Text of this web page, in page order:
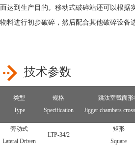
而达到生产目的。移动式破碎站还可以根据
物料进行初步破碎，然后配合其他破碎设备
技术参数
类型
Type
规格
Specification
跳汰室截面形
Jigger chambers
旁动式
Lateral Driven
LTP-34/2
矩形
Square